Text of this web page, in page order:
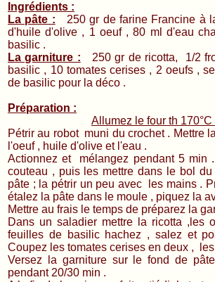
Ingrédients :
La pâte : 250 gr de farine Francine à
d'huile d'olive , 1 oeuf , 80 ml d'eau
basilic .
La garniture : 250 gr de ricotta, 1/2
basilic , 10 tomates cerises , 2 oeufs ,
de basilic pour la déco .
Préparation :
Allumez le four th 170°C
Pétrir au robot muni du crochet . Mettre
l'oeuf , huile d'olive et l'eau .
Actionnez et mélangez pendant 5 min
couteau , puis les mettre dans le bol
pâte ; la pétrir un peu avec les mains .
étalez la pâte dans le moule , piquez la
Mettre au frais le temps de préparez la
Dans un saladier mettre la ricotta ,les
feuilles de basilic hachez , salez et
Coupez les tomates cerises en deux ,
Versez la garniture sur le fond de
pendant 20/30 min .